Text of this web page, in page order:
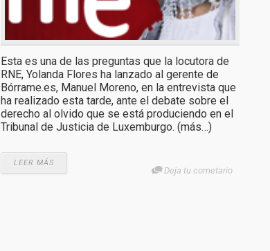
Esta es una de las preguntas que la locutora de
RNE, Yolanda Flores ha lanzado al gerente de
Bórrame.es, Manuel Moreno, en la entrevista que
ha realizado esta tarde, ante el debate sobre el
derecho al olvido que se está produciendo en el
Tribunal de Justicia de Luxemburgo. (más…)
LEER MÁS
Deja tu cometario